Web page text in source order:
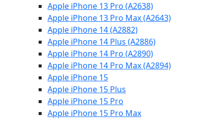
Apple iPhone 13 Pro (A2638)
Apple iPhone 13 Pro Max (A2643)
Apple iPhone 14 (A2882)
Apple iPhone 14 Plus (A2886)
Apple iPhone 14 Pro (A2890)
Apple iPhone 14 Pro Max (A2894)
Apple iPhone 15
Apple iPhone 15 Plus
Apple iPhone 15 Pro
Apple iPhone 15 Pro Max